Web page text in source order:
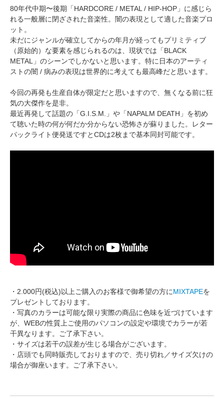
80年代中期〜後期「HARDCORE / METAL / HIP-HOP」に感じら
れる一般層に閉ざされた音楽性。闇の表現として適した音楽プロ
ット。
未だにジャンルが確立してからの年月が経ってもプリミティブ
（原始的）な要素を感じられるのは、現状では「BLACK
METAL」のシーンでしかないと思います。特に日本のアーティ
ストの闇 / 病みの表現は世界的に考えても最高峰だと思います。
今回の再発も生産自体が限定だと思いますので、無くなる前に狂
気の大傑作を是非。
最近再発して話題の「G.I.S.M.」や「NAPALM DEATH」を初め
て聴いた時の何が何だか分からない恐怖さが蘇りました。レター
パックライト便発送ですとCDは2枚まで基本同封可能です。
・2.000円(税込)以上ご購入のお客様で御希望の方にMIXTAPEを
プレゼントしております。
・写真のカラーは可能な限り実際の商品に色味を近づけています
が、WEBの性質上ご使用のパソコンの設定や環境でカラーが若
干異なります。ご了承下さい。
・サイズは若干の誤差が生じる場合がございます。
・店頭でも同時販売しておりますので、売り切れ／サイズ欠けの
場合が御座います。ご了承下さい。